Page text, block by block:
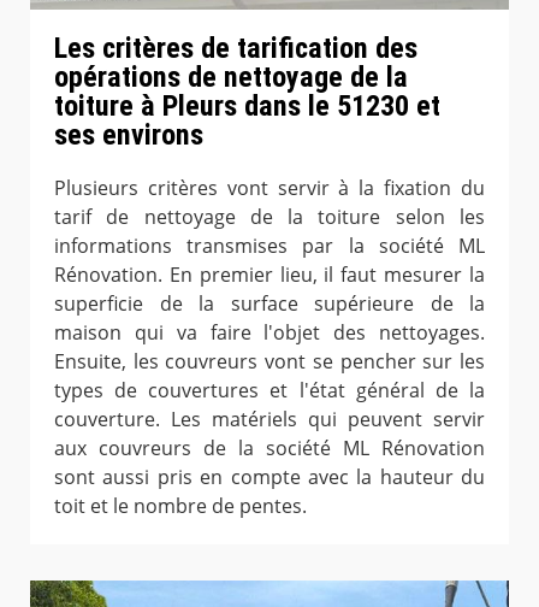
Les critères de tarification des
opérations de nettoyage de la
toiture à Pleurs dans le 51230 et
ses environs
Plusieurs critères vont servir à la fixation du
tarif de nettoyage de la toiture selon les
informations transmises par la société ML
Rénovation. En premier lieu, il faut mesurer la
superficie de la surface supérieure de la
maison qui va faire l'objet des nettoyages.
Ensuite, les couvreurs vont se pencher sur les
types de couvertures et l'état général de la
couverture. Les matériels qui peuvent servir
aux couvreurs de la société ML Rénovation
sont aussi pris en compte avec la hauteur du
toit et le nombre de pentes.